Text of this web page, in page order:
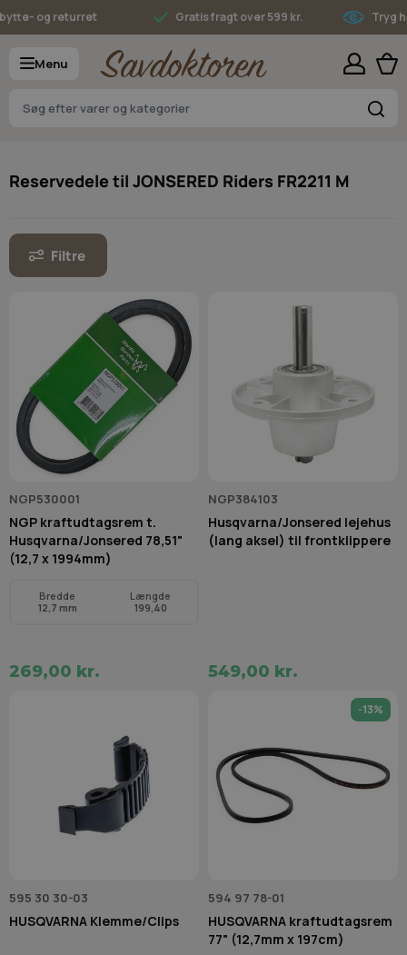
Skip to Content
og returret Gratis fragt over 599 kr. Tryg
Menu
Reservedele til JONSERED Riders FR2211 M
Filtre
NGP530001
NGP kraftudtagsrem t.
Husqvarna/Jonsered 78,51"
(12,7 x 1994mm)
Bredde
12,7 mm
Længde
199,40
269,00 kr.
NGP384103
Husqvarna/Jonsered lejehus
(lang aksel) til frontklippere
549,00 kr.
595 30 30-03
HUSQVARNA Klemme/Clips
-13%
594 97 78-01
HUSQVARNA kraftudtagsrem
77" (12,7mm x 197cm)